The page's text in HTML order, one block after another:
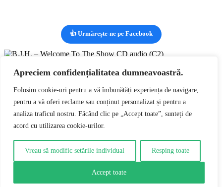
Apreciem confidențialitatea dumneavoastră.
Folosim cookie-uri pentru a vă îmbunătăți experiența de navigare,
pentru a vă oferi reclame sau conținut personalizat și pentru a
analiza traficul nostru. Făcând clic pe „Accept toate”, sunteți de
acord cu utilizarea cookie-urilor.
Vreau să modific setările individual Resping toate
Accept toate
👍 Urmărește-ne pe Facebook
39,00 RON
Coșul tău
Coșul tău este golÎntoarce-te la cumpărături